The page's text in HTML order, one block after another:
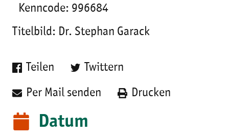
Kenncode: 996684
Titelbild: Dr. Stephan Garack
Teilen Twittern
Per Mail senden Drucken
Datum